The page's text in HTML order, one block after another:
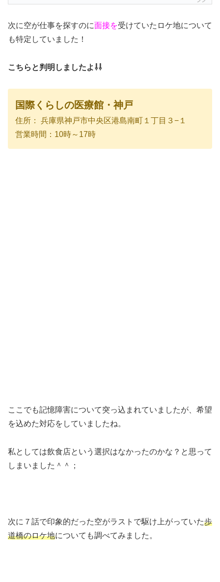
次に空が仕事を探すのに面接を受けていたロケ地について
も特定していました！
こちらと判明しましたよ⇩⇩
国際くらしの医療館・神戸
住所： 兵庫県神戸市中央区港島南町１丁目３−１
営業時間：10時～17時
ここでも記憶障害について突っ込まれていましたが、希望
を込めた対応をしていましたね。
私としては飲食店という選択はなかったのかな？と思って
しまいました＾＾；
次に７話で印象的だった空がラストで駆け上がっていた歩
道橋のロケ地についても調べてみました。